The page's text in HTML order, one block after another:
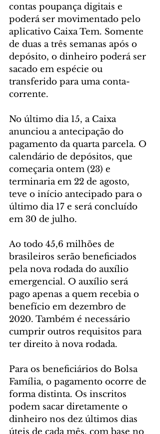
contas poupança digitais e
poderá ser movimentado pelo
aplicativo Caixa Tem. Somente
de duas a três semanas após o
depósito, o dinheiro poderá ser
sacado em espécie ou
transferido para uma conta-
corrente.
No último dia 15, a Caixa
anunciou a antecipação do
pagamento da quarta parcela. O
calendário de depósitos, que
começaria ontem (23) e
terminaria em 22 de agosto,
teve o início antecipado para o
último dia 17 e será concluído
em 30 de julho.
Ao todo 45,6 milhões de
brasileiros serão beneficiados
pela nova rodada do auxílio
emergencial. O auxílio será
pago apenas a quem recebia o
benefício em dezembro de
2020. Também é necessário
cumprir outros requisitos para
ter direito à nova rodada.
Para os beneficiários do Bolsa
Família, o pagamento ocorre de
forma distinta. Os inscritos
podem sacar diretamente o
dinheiro nos dez últimos dias
úteis de cada mês, com base no